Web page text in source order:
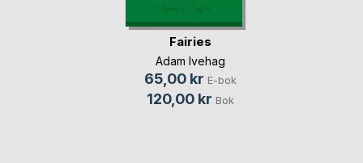
Fairies
Adam Ivehag
65,00 kr E-bok
120,00 kr Bok